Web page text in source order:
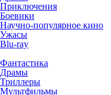
Приключения
Боевики
Научно-популярное кино
Ужасы
Blu-ray
Фантастика
Драмы
Триллеры
Мультфильмы